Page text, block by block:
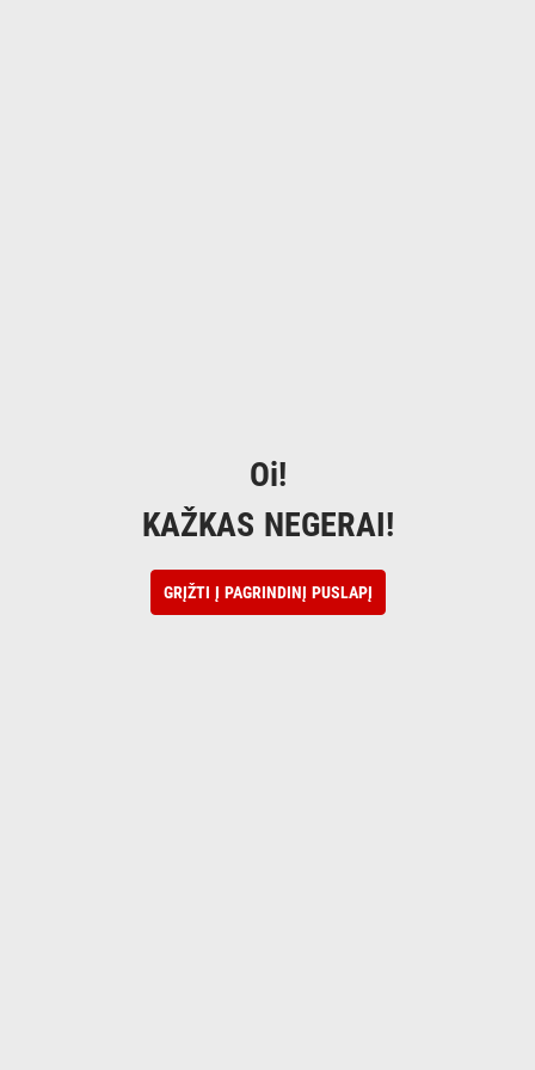
Oi!
KAŽKAS NEGERAI!
GRĮŽTI Į PAGRINDINĮ PUSLAPĮ